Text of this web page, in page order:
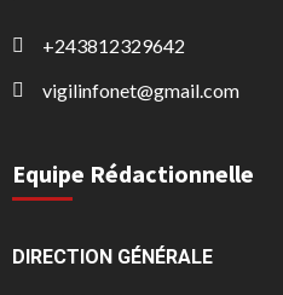
+243812329642
vigilinfonet@gmail.com
Equipe Rédactionnelle
DIRECTION GÉNÉRALE